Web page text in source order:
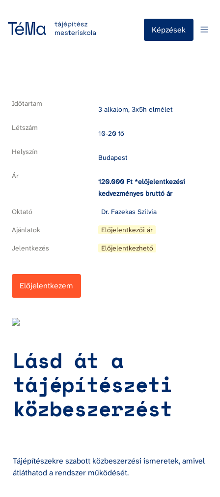
Képzések
Időtartam
3 alkalom, 3x5h elmélet
Létszám
10-20 fő
Helyszín
Budapest
Ár
120.000 Ft *előjelentkezési
kedvezményes bruttó ár
Oktató Dr. Fazekas Szilvia
Ajánlatok Előjelentkezői ár
Jelentkezés Előjelentkezhető
Előjelentkezem
Lásd át a
tájépítészeti
közbeszerzést
Tájépítészekre szabott közbeszerzési ismeretek, amivel
átláthatod a rendszer működését.